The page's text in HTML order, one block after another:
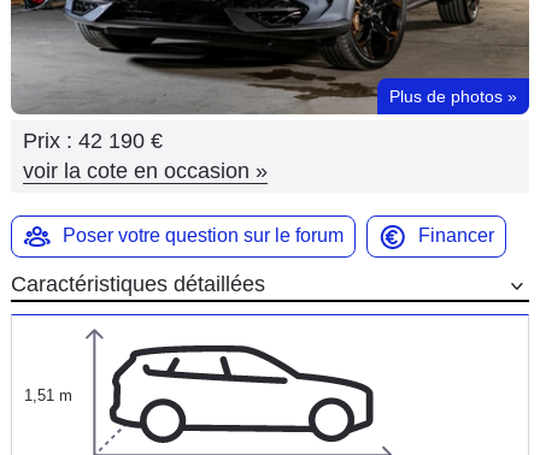
Forum
Moto
Marques
Plus de photos »
Prix : 42 190 €
voir la cote en occasion »
Poser votre question sur le forum Financer
Caractéristiques détaillées
1,51 m